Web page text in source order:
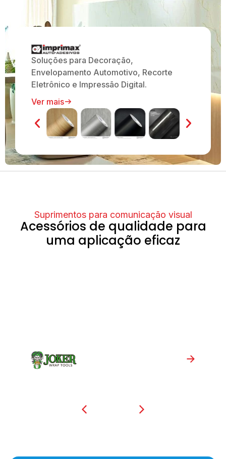
Soluções para Decoração,
Envelopamento Automotivo, Recorte
Eletrônico e Impressão Digital.
Ver mais
Suprimentos para comunicação visual
Acessórios de qualidade para
uma aplicação eficaz